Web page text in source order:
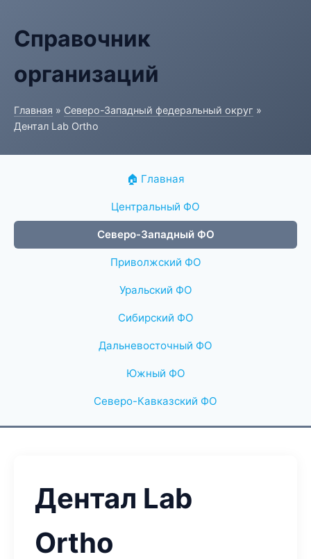
Справочник
организаций
Главная » Северо-Западный федеральный округ »
Дентал Lab Ortho
🏠 Главная
Центральный ФО
Северо-Западный ФО
Приволжский ФО
Уральский ФО
Сибирский ФО
Дальневосточный ФО
Южный ФО
Северо-Кавказский ФО
Дентал Lab
Ortho